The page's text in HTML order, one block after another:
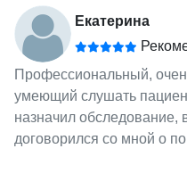
Екатерина
Профессиональный,
умеющий слушать
назначил обследование,
договорился со мной о